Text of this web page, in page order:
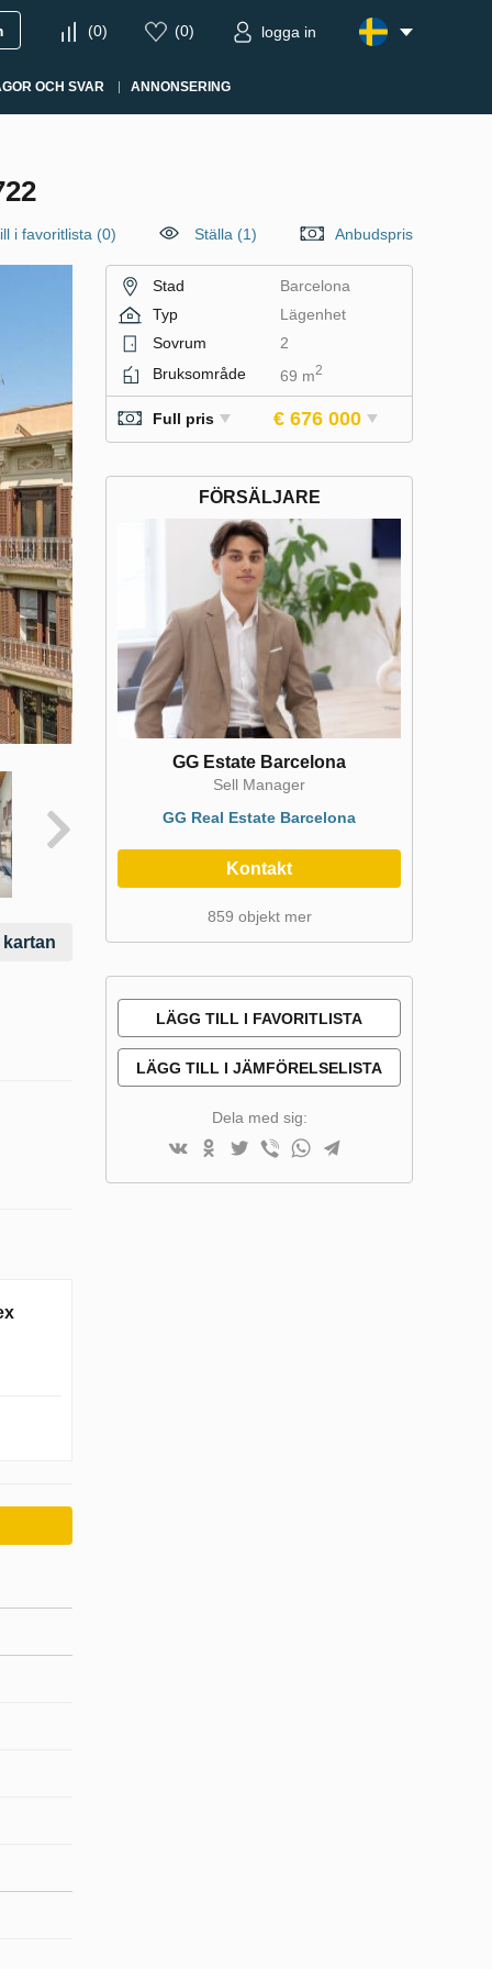
(0) (0) logga in
OCH SVAR ANNONSERING
i favoritlista (0) Ställa (1) Anbudspris
Stad
Barcelona
Typ
Lägenhet
Sovrum
2
Bruksområde
69 m2
Full pris € 676 000
FÖRSÄLJARE
GG Estate Barcelona
Sell Manager
GG Real Estate Barcelona
Kontakt
859 objekt mer
LÄGG TILL I FAVORITLISTA
LÄGG TILL I JÄMFÖRELSELISTA
Dela med sig: